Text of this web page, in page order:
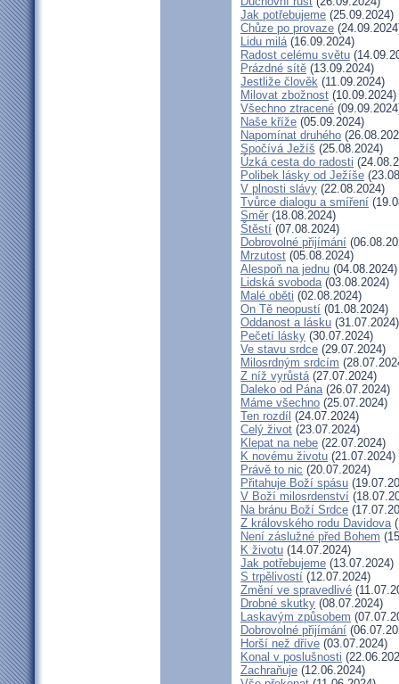
Jak potřebujeme (25.09.2024)
Chůze po provaze
Lidu milá(16.09.2024)
Radost celému světu
Prázdné sítě (13.09.2024)
Jestliže člověk (11.09.2024)
Milovat zbožnost (10.09.2024)
Všechno ztracené
Naše kříže (05.09.2024)
Napomínat druhého
Spočívá Ježíš (25.08.2024)
Úzká cesta do radosti
Polibek lásky od Ježíše
V plnosti slávy (22.08.2024)
Tvůrce dialogu a smíření
Směr (18.08.2024)
Štěstí (07.08.2024)
Dobrovolné přijímání
Mrzutost (05.08.2024)
Alespoň na jednu (04.08.2024)
Lidská svoboda(03.08.2024)
Malé oběti (02.08.2024)
On Tě neopustí (01.08.2024)
Oddanost a lásku (31.07.2024)
Pečetí lásky (30.07.2024)
Ve stavu srdce (29.07.2024)
Milosrdným srdcím
Z níž vyrůstá(27.07.2024)
Daleko od Pána(26.07.2024)
Máme všechno (25.07.2024)
Ten rozdíl (24.07.2024)
Celý život (23.07.2024)
Klepat na nebe (22.07.2024)
K novému životu (21.07.2024)
Právě to nic (20.07.2024)
Přitahuje Boží spásu
V Boží milosrdenství
Na bránu Boží Srdce
Z královského rodu Davidova
Není záslužné před Bohem
K životu (14.07.2024)
Jak potřebujeme (13.07.2024)
S trpělivostí (12.07.2024)
Změní ve spravedlivé
Drobné skutky (08.07.2024)
Laskavým způsobem
Dobrovolné přijímání
Horší než dříve (03.07.2024)
Konal v poslušnosti
Zachraňuje (12.06.2024)